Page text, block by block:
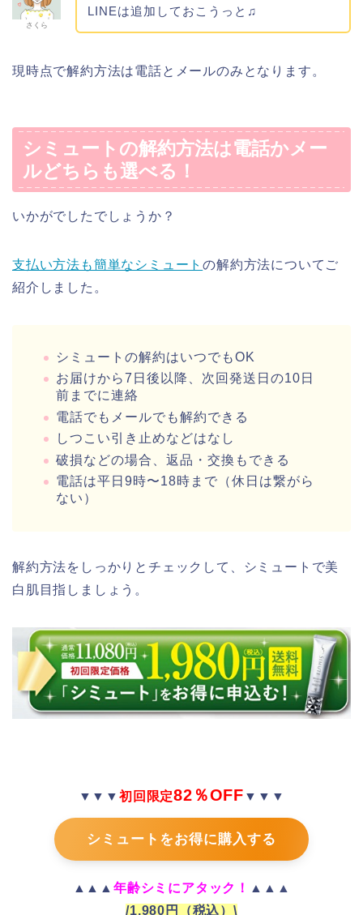
さくら
LINEは追加しておこうっと♫
現時点で解約方法は電話とメールのみとなります。
シミュートの解約方法は電話かメー
ルどちらも選べる！
いかがでしたでしょうか？
支払い方法も簡単なシミュートの解約方法についてご
紹介しました。
シミュートの解約はいつでもOK
お届けから7日後以降、次回発送日の10日
前までに連絡
電話でもメールでも解約できる
しつこい引き止めなどはなし
破損などの場合、返品・交換もできる
電話は平日9時〜18時まで（休日は繋がら
ない）
解約方法をしっかりとチェックして、シミュートで美
白肌目指しましょう。
▼▼▼ 初回限定82％OFF ▼▼▼
シミュートをお得に購入する
▲▲▲ 年齢シミにアタック！
▲▲▲
/1,980円（税込）\